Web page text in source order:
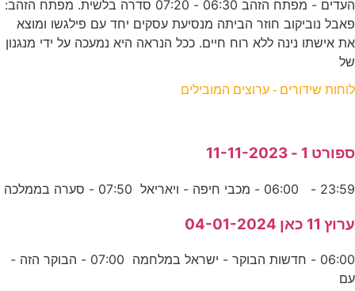
העדים - מפתח הזהב 06:30 - 07:20 סדרה בלשית. מפתח הזהב:
פאבל נוביקוב חוזר הביתה מנסיעת עסקים יחד עם פילגשו ומוצא
את אישתו נינה ללא רוח חיים. ככל הנראה היא נמעכה על ידי מנגנון
של
לוחות שידורים - ערוצים המובילים
ספורט 1 - 11-11-2023
23:59 - 06:00 - מכבי חיפה - ויאריאל 07:50 - סערה בממלכה
ערוץ 11 כאן 04-01-2024
06:00 - חדשות הבוקר - ישראל במלחמה 07:00 - הבוקר הזה -
עם